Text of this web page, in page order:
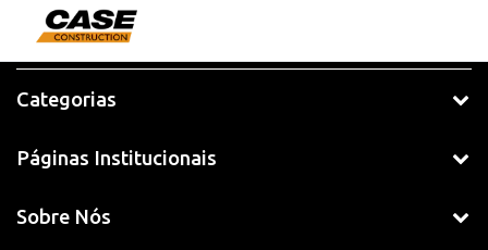
Categorias
Páginas Institucionais
Sobre Nós